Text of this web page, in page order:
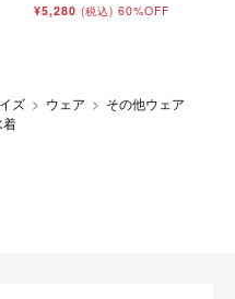
¥5,280 (税込) 60%OFF
ズ ウェア
その他ウェア
着